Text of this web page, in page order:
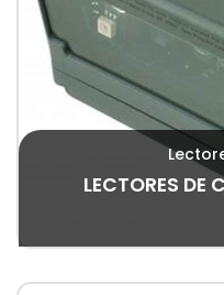
LECTORES DE